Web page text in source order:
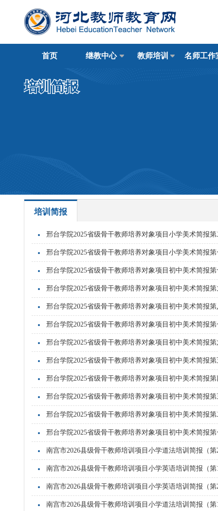
首页 继教中心 教师培训 名师工作
培训简报
培训简报
邢台学院2025省级骨干教师培养对象项目小学美术简报第
邢台学院2025省级骨干教师培养对象项目小学美术简报第
邢台学院2025省级骨干教师培养对象项目初中美术简报第
邢台学院2025省级骨干教师培养对象项目初中美术简报第
邢台学院2025省级骨干教师培养对象项目初中美术简报第
邢台学院2025省级骨干教师培养对象项目初中美术简报第
邢台学院2025省级骨干教师培养对象项目初中美术简报第
邢台学院2025省级骨干教师培养对象项目初中美术简报第
邢台学院2025省级骨干教师培养对象项目初中美术简报第
邢台学院2025省级骨干教师培养对象项目初中美术简报第
邢台学院2025省级骨干教师培养对象项目初中美术简报第
邢台学院2025省级骨干教师培养对象项目初中美术简报第
南宫市2026县级骨干教师培训项目小学道法培训简报（第
南宫市2026县级骨干教师培训项目小学英语培训简报（第
南宫市2026县级骨干教师培训项目小学英语培训简报（第
南宫市2026县级骨干教师培训项目小学道法培训简报（第